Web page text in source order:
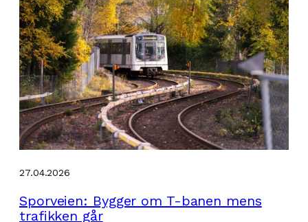
27.04.2026
Sporveien: Bygger om T-banen mens
trafikken går